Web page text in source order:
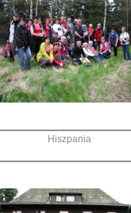
Hiszpania